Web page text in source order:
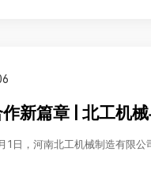
新篇章 | 北工机械
1日，河南北工机械制造有限